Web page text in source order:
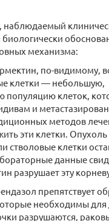
наблюдаемый
биологически
механизма:
по-видимому,
клетки — небольшую,
популяцию клеток,
и
методов
эти клетки.
стволовые клетки
данные
разрушает эту
препятствует
необходимы для
разрушаются,